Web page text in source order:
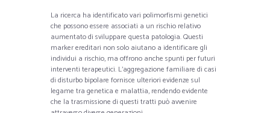
La ricerca ha identificato vari polimorfismi genetici
che possono essere associati a un rischio relativo
aumentato di sviluppare questa patologia. Questi
marker ereditari non solo aiutano a identificare gli
individui a rischio, ma offrono anche spunti per futuri
interventi terapeutici. L’aggregazione familiare di casi
di disturbo bipolare fornisce ulteriori evidenze sul
legame tra genetica e malattia, rendendo evidente
che la trasmissione di questi tratti può avvenire